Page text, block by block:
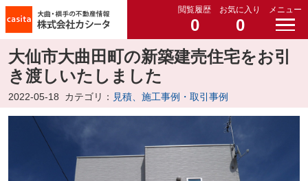
閲覧履歴
0
お気に入り
0
メニュー
大仙市大曲田町の新築建売住宅をお引
き渡しいたしました
2022-05-18 カテゴリ： 見積、施工事例・取引事例